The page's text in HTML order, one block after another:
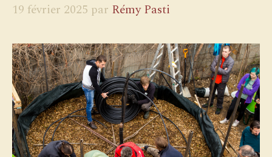
19 février 2025 par Rémy Pasti